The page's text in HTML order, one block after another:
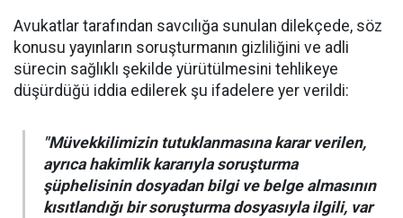
Avukatlar tarafından savcılığa sunulan dilekçede, söz
konusu yayınların soruşturmanın gizliliğini ve adli
sürecin sağlıklı şekilde yürütülmesini tehlikeye
düşürdüğü iddia edilerek şu ifadelere yer verildi:
"Müvekkilimizin tutuklanmasına karar verilen,
ayrıca hakimlik kararıyla soruşturma
şüphelisinin dosyadan bilgi ve belge almasının
kısıtlandığı bir soruşturma dosyasıyla ilgili, var